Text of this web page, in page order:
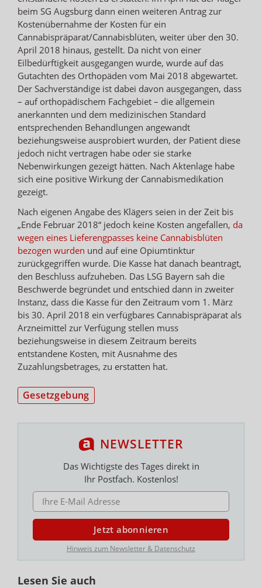
beim SG Augsburg dann einen weiteren Antrag zur
Kostenübernahme der Kosten für ein
Cannabispräparat/Cannabisblüten, weiter über den 30.
April 2018 hinaus, gestellt. Da nicht von einer
Eilbedürftigkeit ausgegangen wurde, wurde auf das
Gutachten des Orthopäden vom Mai 2018 abgewartet.
Der Sachverständige ist dabei davon ausgegangen, dass
– auf orthopädischem Fachgebiet – die allgemein
anerkannten und dem medizinischen Standard
entsprechenden Behandlungen angewandt
beziehungsweise ausprobiert wurden, der Patient diese
jedoch nicht vertragen habe oder sie starke
Nebenwirkungen gezeigt hätten. Nach Aktenlage habe
sich eine positive Wirkung der Cannabismedikation
gezeigt.
Nach eigenen Angabe des Klägers seien in der Zeit bis
„Ende Februar 2018“ jedoch keine Kosten angefallen, da
wegen eines Lieferengpasses keine Cannabisblüten
bezogen wurden und auf eine Opiumtinktur
zurückgegriffen wurde. Die Kasse hat danach beantragt,
den Beschluss aufzuheben. Das LSG Bayern sah die
Beschwerde begründet und entschied dann in zweiter
Instanz, dass die Kasse für den Zeitraum vom 1. März
bis 30. April 2018 ein verfügbares Cannabispräparat als
Arzneimittel zur Verfügung stellen muss
beziehungsweise in diesem Zeitraum bereits
entstandene Kosten, mit Ausnahme des
Zuzahlungsbetrages, zu erstatten hat.
Gesetzgebung
NEWSLETTER
Das Wichtigste des Tages direkt in
Ihr Postfach. Kostenlos!
E-MAIL ADRESSE
Jetzt abonnieren
Hinweis zum Newsletter & Datenschutz
Lesen Sie auch